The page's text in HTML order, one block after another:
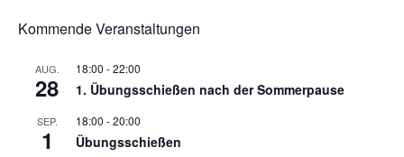
Kommende Veranstaltungen
AUG.
28
18:00 -22:00
1. Übungsschießen nach der Sommerpause
SEP.
1
18:00 -20:00
Übungsschießen